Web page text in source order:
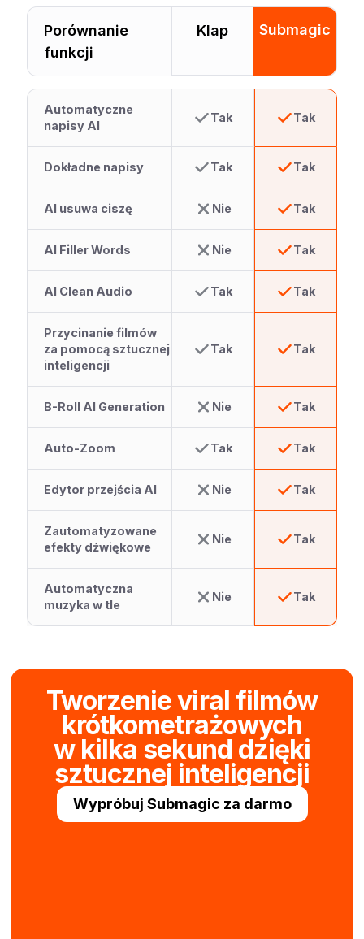
Porównanie
funkcji
Klap Submagic
Automatyczne
napisy AI
Tak Tak
Dokładne napisy Tak Tak
AI usuwa ciszę Nie Tak
AI Filler Words Nie Tak
AI Clean Audio Tak Tak
Przycinanie filmów
za pomocą sztucznej
inteligencji
Tak Tak
B-Roll AI Generation Nie Tak
Auto-Zoom Tak Tak
Edytor przejścia AI Nie Tak
Zautomatyzowane
efekty dźwiękowe
Nie Tak
Automatyczna
muzyka w tle
Nie Tak
Tworzenie viral filmów
krótkometrażowych
w kilka sekund dzięki
sztucznej inteligencji
Wypróbuj Submagic za darmo